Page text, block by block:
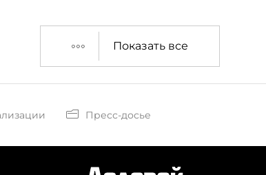
Показать все
Пресс-досье